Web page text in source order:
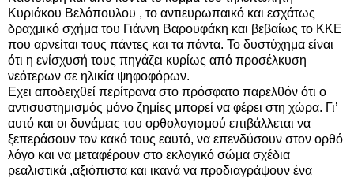
Κυριάκου Βελόπουλου , το αντιευρωπαικό και εσχάτως
δραχμικό σχήμα του Γιάννη Βαρουφάκη και βεβαίως το ΚΚΕ
που αρνείται τους πάντες και τα πάντα. Το δυστύχημα είναι
ότι η ενίσχυσή τους πηγάζει κυρίως από προσέλκυση
νεότερων σε ηλικία ψηφοφόρων.
Εχει αποδειχθεί περίτρανα στο πρόσφατο παρελθόν ότι ο
αντισυστημισμός μόνο ζημίες μπορεί να φέρει στη χώρα. Γι’
αυτό και οι δυνάμεις του ορθολογισμού επιβάλλεται να
ξεπεράσουν τον κακό τους εαυτό, να επενδύσουν στον ορθό
λόγο και να μεταφέρουν στο εκλογικό σώμα σχέδια
ρεαλιστικά ,αξιόπιστα και ικανά να προδιαγράψουν ένα